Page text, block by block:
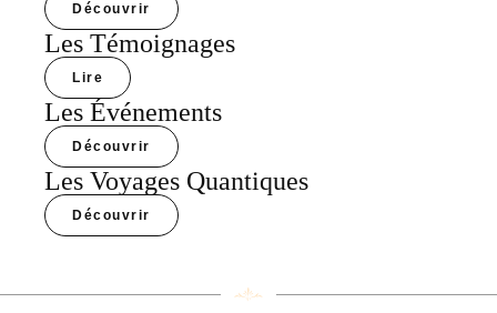
Découvrir
Les Témoignages
Lire
Les Événements
Découvrir
Les Voyages Quantiques
Découvrir